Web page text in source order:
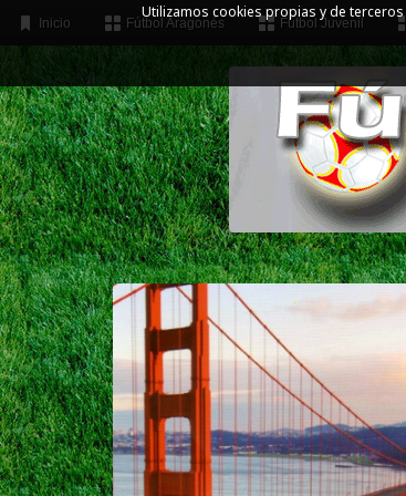
Utilizamos cookies propias y de
Inicio Fútbol Aragonés Fútbol Juvenil